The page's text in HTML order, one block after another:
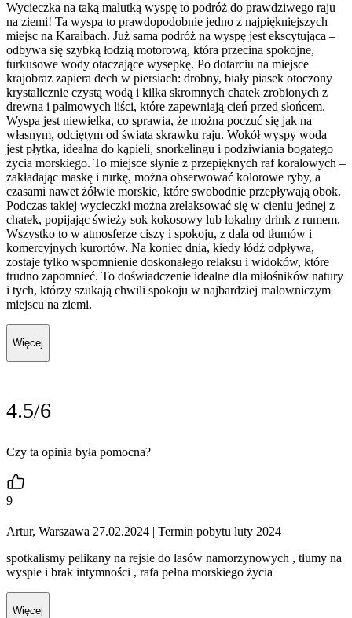
Wycieczka na taką malutką wyspę to podróż do prawdziwego raju
na ziemi! Ta wyspa to prawdopodobnie jedno z najpiękniejszych
miejsc na Karaibach. Już sama podróż na wyspę jest ekscytująca –
odbywa się szybką łodzią motorową, która przecina spokojne,
turkusowe wody otaczające wysepkę. Po dotarciu na miejsce
krajobraz zapiera dech w piersiach: drobny, biały piasek otoczony
krystalicznie czystą wodą i kilka skromnych chatek zrobionych z
drewna i palmowych liści, które zapewniają cień przed słońcem.
Wyspa jest niewielka, co sprawia, że można poczuć się jak na
własnym, odciętym od świata skrawku raju. Wokół wyspy woda
jest płytka, idealna do kąpieli, snorkelingu i podziwiania bogatego
życia morskiego. To miejsce słynie z przepięknych raf koralowych –
zakładając maskę i rurkę, można obserwować kolorowe ryby, a
czasami nawet żółwie morskie, które swobodnie przepływają obok.
Podczas takiej wycieczki można zrelaksować się w cieniu jednej z
chatek, popijając świeży sok kokosowy lub lokalny drink z rumem.
Wszystko to w atmosferze ciszy i spokoju, z dala od tłumów i
komercyjnych kurortów. Na koniec dnia, kiedy łódź odpływa,
zostaje tylko wspomnienie doskonałego relaksu i widoków, które
trudno zapomnieć. To doświadczenie idealne dla miłośników natury
i tych, którzy szukają chwili spokoju w najbardziej malowniczym
miejscu na ziemi.
Więcej
4.5/6
Czy ta opinia była pomocna?
9
Artur, Warszawa 27.02.2024 | Termin pobytu luty 2024
spotkalismy pelikany na rejsie do lasów namorzynowych , tłumy na
wyspie i brak intymności , rafa pełna morskiego życia
Więcej